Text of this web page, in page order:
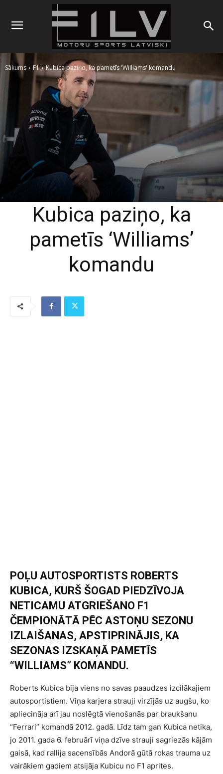
Sākums F1 Kubica paziņo, ka pametīs 'Williams' komandu
Kubica paziņo, ka
pametīs ‘Williams’
komandu
POĻU AUTOSPORTISTS ROBERTS
KUBICA, KURŠ ŠOGAD PIEDZĪVOJA
NETICAMU ATGRIEŠANO F1
ČEMPIONĀTĀ PĒC ASTOŅU SEZONU
IZLAIŠANAS, APSTIPRINĀJIS, KA
SEZONAS IZSKAŅĀ PAMETĪS
“WILLIAMS” KOMANDU.
Roberts Kubica bija viens no savas paaudzes izcilākajiem
autosportistiem. Viņa karjera strauji virzījās uz augšu, ko
apliecināja arī jau noslēgtā vienošanās par braukšanu
“Ferrari” komandā 2012. gadā. Līdz tam gan Kubica netika,
jo 2011. gada 6. februārī viņa dzīve strauji sagriezās kājām
gaisā, kad rallija sacensībās Andorā gūtā rokas trauma uz
vairākiem gadiem atsijāja Kubicu no F1 aprites.